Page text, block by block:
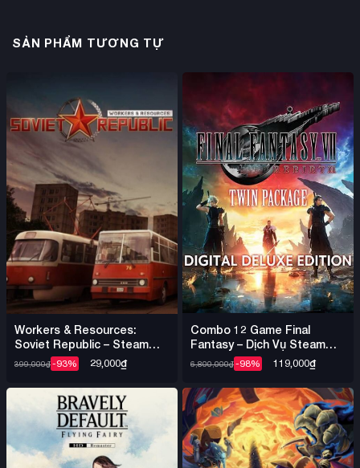
SẢN PHẨM TƯƠNG TỰ
Workers & Resources:
Soviet Republic – Steam
Offline
399,000₫-93% 29,000₫
Combo 12 Game Final
Fantasy – Dịch Vụ Steam
Offline Nhiều Game
6,800,000₫-98% 119,000₫